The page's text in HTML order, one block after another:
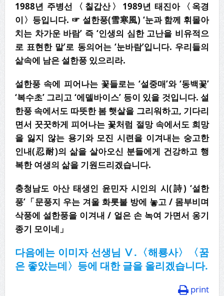
1988년 주병선 〈 칠갑산〉 1989년 태진아〈 옥경
이 〉 등입니다. ☞ 설한풍(雪寒風) ‘눈과 함께 휘몰아
치는 차가운 바람’ 즉 ‘인생의 심한 고난을 비유적으
로 표현한 말’로 동의어는 ‘눈바람’입니다. 우리들의
삶속에 남은 설한풍 있으리라.
설한풍 속에 피어나는 꽃들로는 ‘설중매’와‘동백꽃’
‘복수초’ 그리고 ‘에델바이스’ 등이 있을 것입니다.설
한풍 속에서도 따뜻한 봄 햇살을 그리워하고, 기다리
면서 꿋꿋하게 피어나는 꽃처럼 절망 속에서도 희망
을 잃지 않는 용기와 모진 시련을 이겨내는 숭고한
인내(忍耐)의 삶을 살아오신 분들에게 건강하고 행
복한 여생의 삶을 기원드리겠습니다.
충청남도 아산 태생인 윤민자 시인의 시(詩) ‘설한
풍’「문풍지 우는 겨울 화롯불 방에 놓고/ 몸부비며
삭풍에 설한풍을 이겨내/ 얼은 손 녹여 가면서 옹기
종기 모이네 」
다음에는 이미자 선생님 Ⅴ. 〈해룡사〉〈꿈
은 좋았는데〉 등에 대한 글을 올리겠습니다.
print